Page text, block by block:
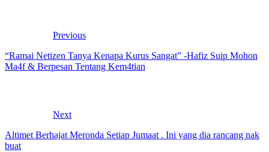
Previous
“Ramai Netizen Tanya Kenapa Kurus Sangat” -Hafiz Suip Mohon
Ma4f & Berpesan Tentang Kem4tian
Next
Altimet Berhajat Meronda Setiap Jumaat . Ini yang dia rancang nak
buat